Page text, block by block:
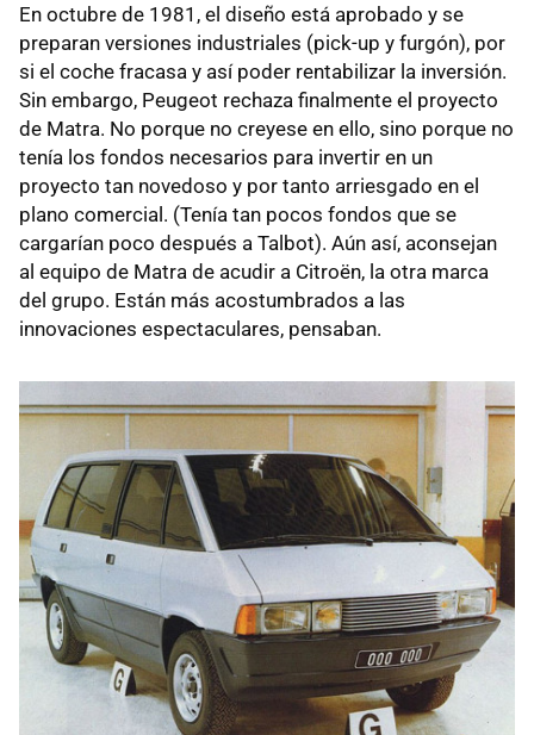
En octubre de 1981, el diseño está aprobado y se
preparan versiones industriales (pick-up y furgón), por
si el coche fracasa y así poder rentabilizar la inversión.
Sin embargo, Peugeot rechaza finalmente el proyecto
de Matra. No porque no creyese en ello, sino porque no
tenía los fondos necesarios para invertir en un
proyecto tan novedoso y por tanto arriesgado en el
plano comercial. (Tenía tan pocos fondos que se
cargarían poco después a Talbot). Aún así, aconsejan
al equipo de Matra de acudir a Citroën, la otra marca
del grupo. Están más acostumbrados a las
innovaciones espectaculares, pensaban.